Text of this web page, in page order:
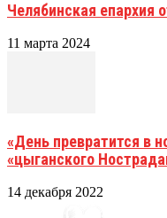
Челябинская епархия
11 марта 2024
«День превратится в
«цыганского
14 декабря 2022